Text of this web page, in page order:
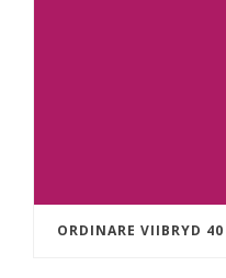
ORDINARE VIIBRYD